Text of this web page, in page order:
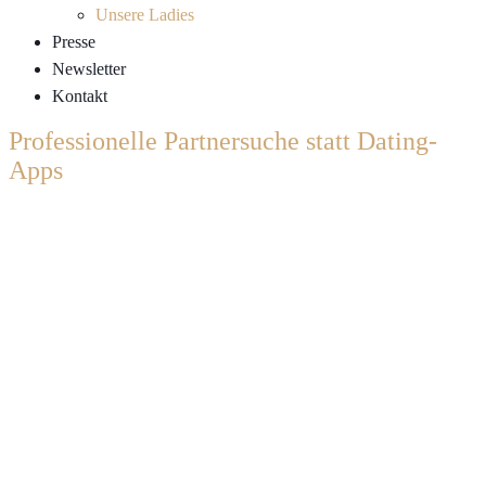
Unsere Ladies
Presse
Newsletter
Kontakt
Professionelle Partnersuche statt Dating-
Apps